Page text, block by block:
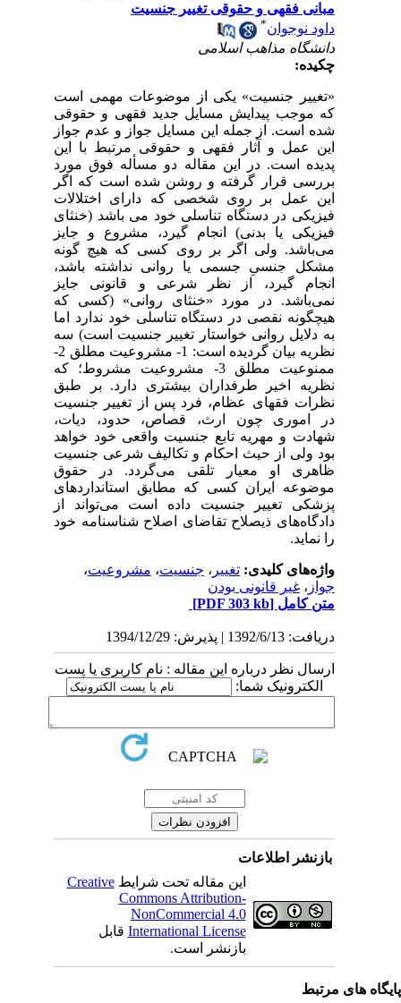
مبانی فقهی و حقوقی تغییر جنسیت
داود نوجوان
*
دانشگاه مذاهب اسلامی
چکیده:
«تغییر جنسیت» یکی از موضوعات مهمی است
که موجب پیدایش مسایل جدید فقهی و حقوقی
شده است. از جمله این مسایل جواز و عدم جواز
این عمل و آثار فقهی و حقوقی مرتبط با این
پدیده است. در این مقاله دو مسأله فوق مورد
بررسی قرار گرفته و روشن شده است که اگر
این عمل بر روی شخصی که دارای اختلالات
فیزیکی در دستگاه تناسلی خود می باشد (خنثای
فیزیکی یا بدنی) انجام گیرد، مشروع و جایز
می‌باشد. ولی اگر بر روی کسی که هیچ گونه
مشکل جنسیِ جسمی یا روانی نداشته باشد،
انجام گیرد، از نظر شرعی و قانونی جایز
نمی‌باشد. در مورد «خنثای روانی» (کسی که
هیچگونه نقصی در دستگاه تناسلی خود ندارد اما
به دلایل روانی خواستار تغییر جنسیت است) سه
ممنوعیت مطلق 3- مشروعیت مشروط؛ که
نظریه اخیر طرفداران بیشتری دارد. بر طبق
نظرات فقهای عظام، فرد پس از تغییر جنسیت
در اموری چون ارث، قصاص، حدود، دیات،
شهادت و مهریه تابع جنسیت واقعی خود خواهد
بود ولی از حیث احکام و تکالیف شرعی جنسیت
ظاهری او معیار تلقی می‌گردد. در حقوق
موضوعه ایران کسی که مطابق استانداردهای
پزشکی تغییر جنسیت داده است می‌تواند از
دادگاه‌های ذیصلاح تقاضای اصلاح شناسنامه خود
را نماید.
واژه‌های کلیدی:تغییر، جنسیت،مشروعیت،
جواز ، غیر قانونی بودن
متن کامل[PDF 303 kb]
دریافت: 1392/6/13 | پذیرش: 1394/12/29
ارسال نظر درباره این مقاله : نام کاربری یا پست
الکترونیک شما:
بازنشر اطلاعات
این مقاله تحت شرایطCreative
Commons Attribution-
NonCommercial 4.0
International Licenseقابل
بازنشر است.
های مرتبط